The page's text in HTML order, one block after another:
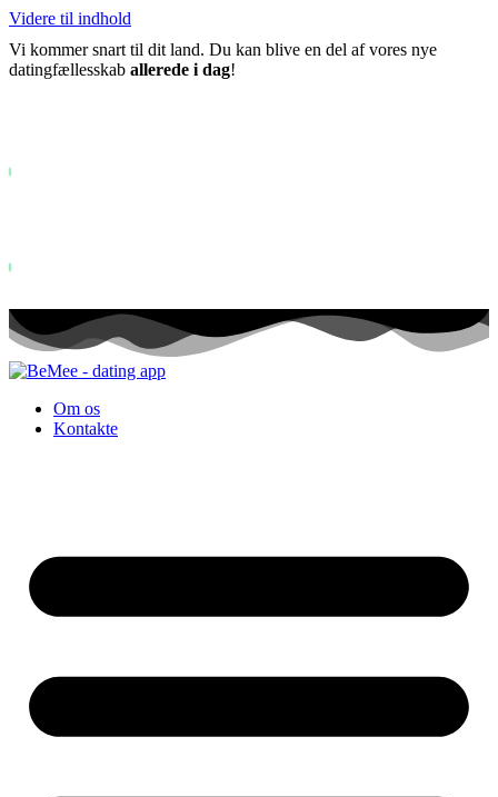
Videre til indhold
Vi kommer snart til dit land. Du kan blive en del af vores nye
datingfællesskab allerede i dag!
Om os
Kontakte